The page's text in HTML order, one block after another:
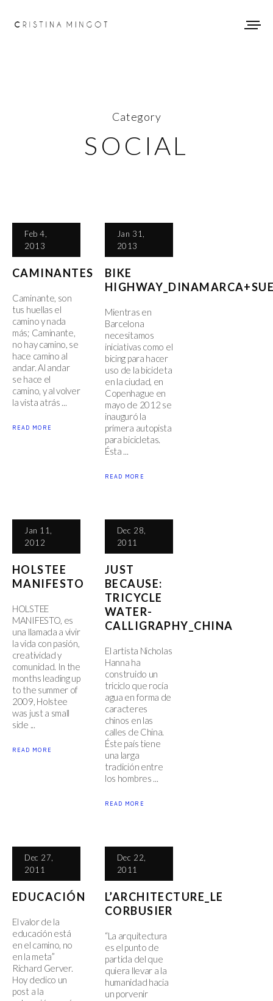
Category
SOCIAL
Feb 4,
2013
CAMINANTES
Caminante, son
tus huellas el
camino y nada
más; Caminante,
no hay camino, se
hace camino al
andar. Al andar
se hace el
camino, y al volver
la vista atrás ...
READ MORE
Jan 31,
2013
BIKE
Mientras en
Barcelona
necesitamos
iniciativas como el
bicing para hacer
uso de la bicicleta
en la ciudad, en
Copenhague en
mayo de 2012 se
inauguró la
primera autopista
para bicicletas.
Ésta ...
READ MORE
Jan 11,
2012
HOLSTEE
MANIFESTO
HOLSTEE
MANIFESTO, es
una llamada a vivir
la vida con pasión,
creatividad y
comunidad. In the
months leading up
to the summer of
2009, Holstee
was just a small
side ...
READ MORE
Dec 28,
2011
JUST
BECAUSE:
TRICYCLE
WATER-
CALLIGRAPHY_CHINA
El artista Nicholas
Hanna ha
construido un
triciclo que rocía
agua en forma de
caracteres
chinos en las
calles de China.
Éste país tiene
una larga
tradición entre
los hombres ...
READ MORE
Dec 27,
2011
EDUCACIÓN
El valor de la
educación está
en el camino, no
en la meta”
Richard Gerver.
Hoy dedico un
post a la
Dec 22,
2011
L’ARCHITECTURE_LE
CORBUSIER
“La arquitectura
es el punto de
partida del que
quiera llevar a la
humanidad hacia
un porvenir